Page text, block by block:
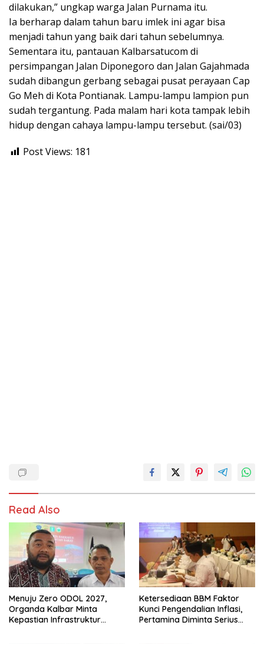
dilakukan,” ungkap warga Jalan Purnama itu.
Ia berharap dalam tahun baru imlek ini agar bisa
menjadi tahun yang baik dari tahun sebelumnya.
Sementara itu, pantauan Kalbarsatucom di
persimpangan Jalan Diponegoro dan Jalan Gajahmada
sudah dibangun gerbang sebagai pusat perayaan Cap
Go Meh di Kota Pontianak. Lampu-lampu lampion pun
sudah tergantung. Pada malam hari kota tampak lebih
hidup dengan cahaya lampu-lampu tersebut. (sai/03)
Post Views: 181
Read Also
Menuju Zero ODOL 2027,
Organda Kalbar Minta
Kepastian Infrastruktur
Ketersediaan BBM Faktor
Kunci Pengendalian Inflasi,
Pertamina Diminta Serius